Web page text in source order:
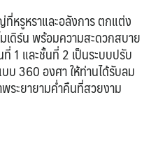
ที่หรูหราและอลังการ ตกแต่ง
ดิร์น พร้อมความสะดวกสบาย
1 และชั้นที่ 2 เป็นระบบปรับ
บ 360 องศา ให้ท่านได้รับลม
ระยายามค่ำคืนที่สวยงาม